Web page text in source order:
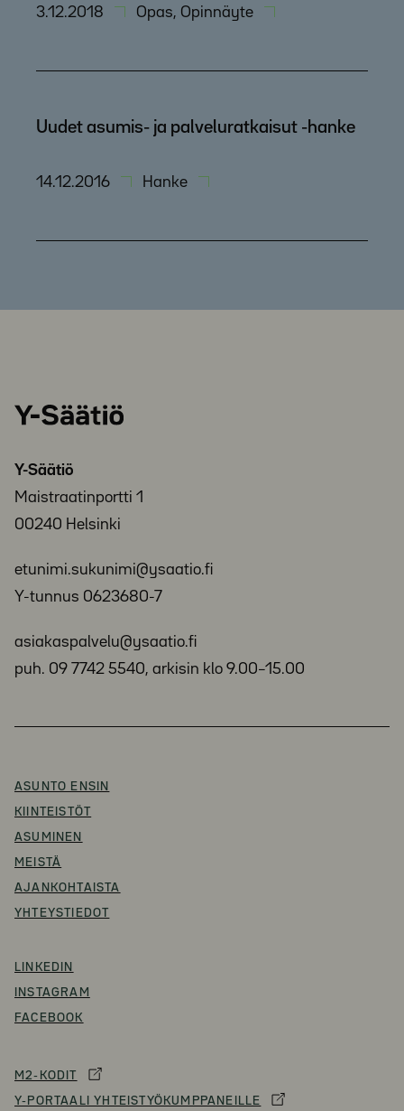
3.12.2018 Opas, Opinnäyte
Uudet asumis- ja palveluratkaisut -hanke
14.12.2016 Hanke
Y-
Y-Säätiö
Maistraatinportti 1
00240 Helsinki
etunimi.sukunimi@ysaatio.fi
Y-tunnus 0623680-7
asiakaspalvelu@ysaatio.fi
puh. 09 7742 5540, arkisin klo 9.00–15.00
ASUNTO ENSIN
KIINTEISTÖT
ASUMINEN
MEISTÄ
AJANKOHTAISTA
YHTEYSTIEDOT
LINKEDIN
INSTAGRAM
FACEBOOK
M2-KODIT
Y-PORTAALI YHTEISTYÖKUMPPANEILLE